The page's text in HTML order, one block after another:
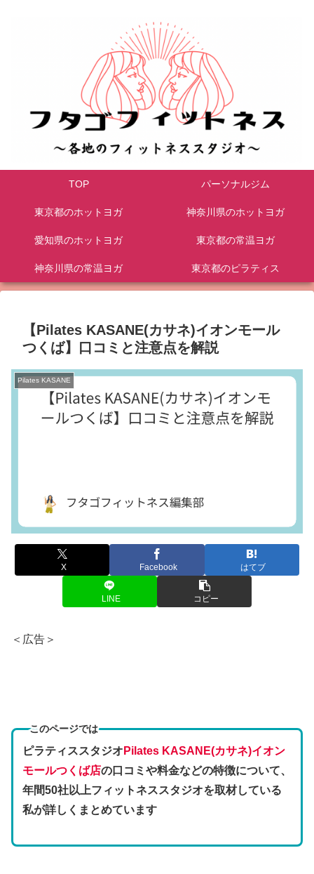
TOP パーソナルジム
東京都のホットヨガ 神奈川県のホットヨガ
愛知県のホットヨガ 東京都の常温ヨガ
神奈川県の常温ヨガ 東京都のピラティス
【Pilates KASANE(カサネ)イオンモール
つくば】口コミと注意点を解説
Pilates KASANE
X Facebook はてブ
LINE コピー
＜広告＞
このページでは
ピラティススタジオ Pilates KASANE(カサネ)イオン
モールつくば店の口コミや料金などの特徴について、
年間50社以上フィットネススタジオを取材している
私が詳しくまとめています